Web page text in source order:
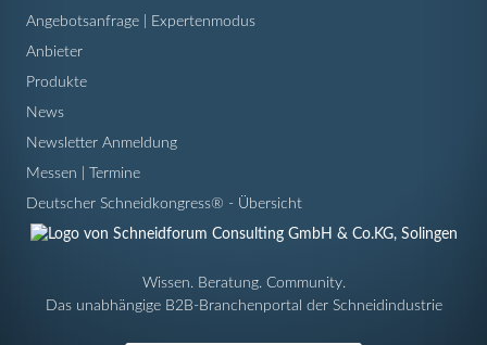
Angebotsanfrage | Expertenmodus
Anbieter
Produkte
News
Newsletter Anmeldung
Messen | Termine
Deutscher Schneidkongress® - Übersicht
Wissen. Beratung. Community.
Das unabhängige B2B-Branchenportal der Schneidindustrie